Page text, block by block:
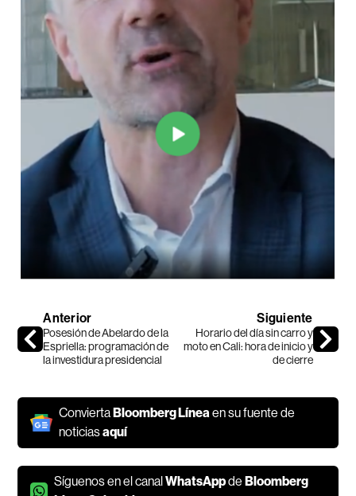
Anterior
Posesión de Abelardo de la
Espriella: programación de
la investidura presidencial
Siguiente
Horario del día sin carro y
moto en Cali: hora de inicio y
de cierre
ConviertaBloomberg Líneaen su fuente de
noticiasaquí
Síguenos en el canalWhatsAppdeBloomberg